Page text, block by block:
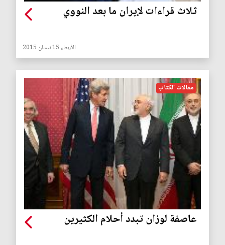
ثلاث قراءات لإيران ما بعد النووي
الأربعاء 15 نيسان 2015
مقالات الكتاب
عاصفة لوزان تبدد أحلام الكثيرين